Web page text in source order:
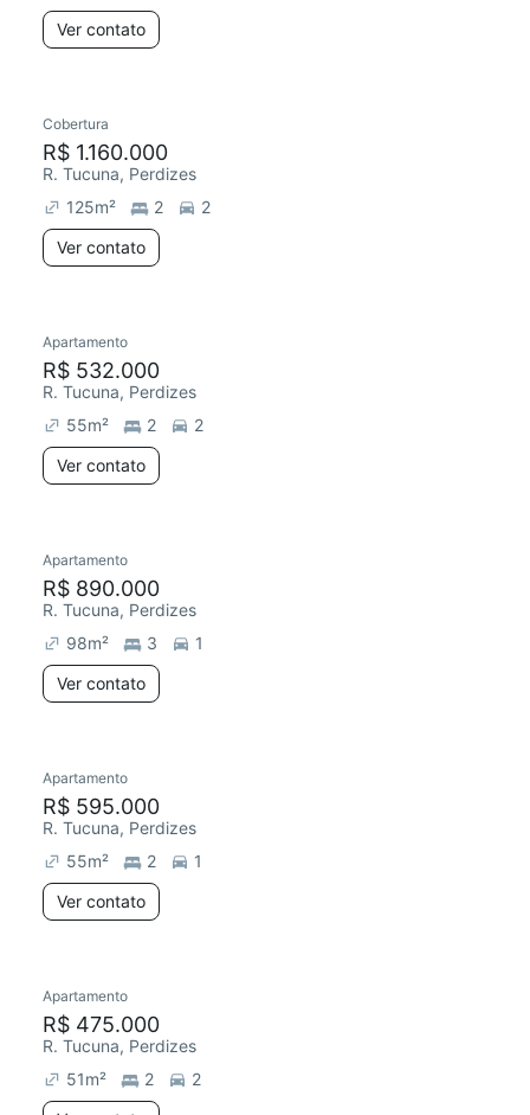
Ver contato
Redecorar
Cobertura
R$ 1.160.000
R. Tucuna, Perdizes
125m² 2
2
Ver contato
Apartamento
R$ 532.000
R. Tucuna, Perdizes
55m² 2
2
Ver contato
Apartamento
R$ 890.000
R. Tucuna, Perdizes
98m² 3
1
Ver contato
Apartamento
R$ 595.000
R. Tucuna, Perdizes
55m² 2
1
Ver contato
Apartamento
R$ 475.000
R. Tucuna, Perdizes
51m² 2
2